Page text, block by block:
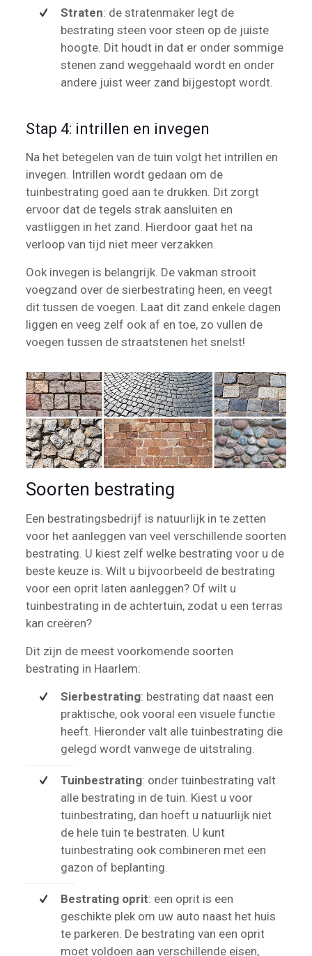
Straten: de stratenmaker legt de
bestrating steen voor steen op de juiste
hoogte. Dit houdt in dat er onder sommige
stenen zand weggehaald wordt en onder
andere juist weer zand bijgestopt wordt.
Stap 4: intrillen en invegen
Na het betegelen van de tuin volgt het intrillen en
invegen. Intrillen wordt gedaan om de
tuinbestrating goed aan te drukken. Dit zorgt
ervoor dat de tegels strak aansluiten en
vastliggen in het zand. Hierdoor gaat het na
verloop van tijd niet meer verzakken.
Ook invegen is belangrijk. De vakman strooit
voegzand over de sierbestrating heen, en veegt
dit tussen de voegen. Laat dit zand enkele dagen
liggen en veeg zelf ook af en toe, zo vullen de
voegen tussen de straatstenen het snelst!
Soorten bestrating
Een bestratingsbedrijf is natuurlijk in te zetten
voor het aanleggen van veel verschillende soorten
bestrating. U kiest zelf welke bestrating voor u de
beste keuze is. Wilt u bijvoorbeeld de bestrating
voor een oprit laten aanleggen? Of wilt u
tuinbestrating in de achtertuin, zodat u een terras
kan creëren?
Dit zijn de meest voorkomende soorten
bestrating in Haarlem:
Sierbestrating: bestrating dat naast een
praktische, ook vooral een visuele functie
heeft. Hieronder valt alle tuinbestrating die
gelegd wordt vanwege de uitstraling.
Tuinbestrating: onder tuinbestrating valt
alle bestrating in de tuin. Kiest u voor
tuinbestrating, dan hoeft u natuurlijk niet
de hele tuin te bestraten. U kunt
tuinbestrating ook combineren met een
gazon of beplanting.
Bestrating oprit: een oprit is een
geschikte plek om uw auto naast het huis
te parkeren. De bestrating van een oprit
moet voldoen aan verschillende eisen,